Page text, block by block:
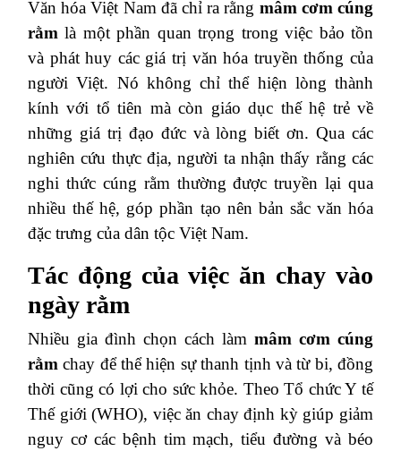
Văn hóa Việt Nam đã chỉ ra rằng mâm cơm cúng
rằm là một phần quan trọng trong việc bảo tồn
và phát huy các giá trị văn hóa truyền thống của
người Việt. Nó không chỉ thể hiện lòng thành
kính với tổ tiên mà còn giáo dục thế hệ trẻ về
những giá trị đạo đức và lòng biết ơn. Qua các
nghiên cứu thực địa, người ta nhận thấy rằng các
nghi thức cúng rằm thường được truyền lại qua
nhiều thế hệ, góp phần tạo nên bản sắc văn hóa
đặc trưng của dân tộc Việt Nam.
Tác động của việc ăn chay vào
ngày rằm
Nhiều gia đình chọn cách làm mâm cơm cúng
rằm chay để thể hiện sự thanh tịnh và từ bi, đồng
thời cũng có lợi cho sức khỏe. Theo Tổ chức Y tế
Thế giới (WHO), việc ăn chay định kỳ giúp giảm
nguy cơ các bệnh tim mạch, tiểu đường và béo